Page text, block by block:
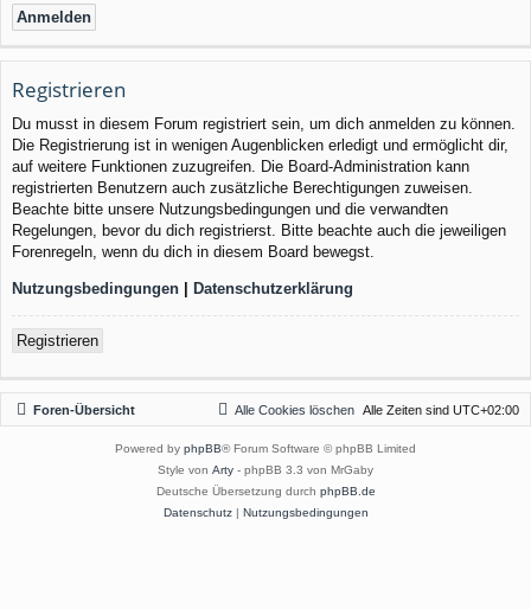
Registrieren
Du musst in diesem Forum registriert sein, um dich anmelden zu können.
Die Registrierung ist in wenigen Augenblicken erledigt und ermöglicht dir,
auf weitere Funktionen zuzugreifen. Die Board-Administration kann
registrierten Benutzern auch zusätzliche Berechtigungen zuweisen.
Beachte bitte unsere Nutzungsbedingungen und die verwandten
Regelungen, bevor du dich registrierst. Bitte beachte auch die jeweiligen
Forenregeln, wenn du dich in diesem Board bewegst.
Nutzungsbedingungen | Datenschutzerklärung
Registrieren
Foren-Übersicht Alle Zeiten sind UTC+02:00
Alle Cookies löschen
Powered by phpBB® Forum Software © phpBB Limited
Style von Arty - phpBB 3.3 von MrGaby
Deutsche Übersetzung durch phpBB.de
Datenschutz| Nutzungsbedingungen